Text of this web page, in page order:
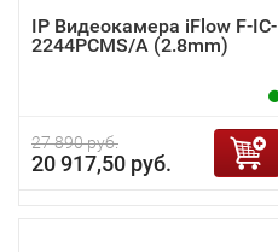
IP Видеокамера iFlow F-IC-
2244PCMS/A (2.8mm)
27 890 руб.
20 917,50 руб.